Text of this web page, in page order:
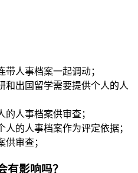
人事档案一起调动；
和出国留学需要提供个人的人
人事档案供审查；
的人事档案作为评定依据；
审查；
有影响吗？